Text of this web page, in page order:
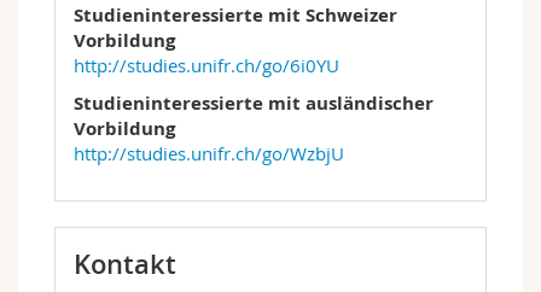
Studieninteressierte mit Schweizer
Vorbildung
http://studies.unifr.ch/go/6i0YU
Studieninteressierte mit ausländischer
Vorbildung
http://studies.unifr.ch/go/WzbjU
Kontakt